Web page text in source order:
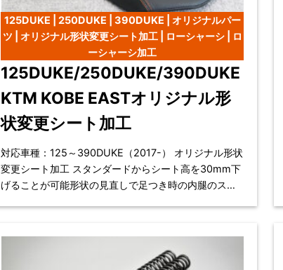
125DUKE | 250DUKE | 390DUKE | オリジナルパー
ツ | オリジナル形状変更シート加工 | ローシャーシ | ロ
ーシャーシ加工
125DUKE/250DUKE/390DUKE
KTM KOBE EASTオリジナル形
状変更シート加工
対応車種：125～390DUKE（2017-） オリジナル形状
変更シート加工 スタンダードからシート高を30mm下
げることが可能形状の見直しで足つき時の内腿のスト